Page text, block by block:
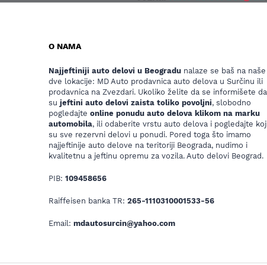
O NAMA
Najjeftiniji auto delovi u Beogradu nalaze se baš na naše
dve lokacije: MD Auto prodavnica auto delova u Surčinu ili
prodavnica na Zvezdari. Ukoliko želite da se informišete
su jeftini auto delovi zaista toliko povoljni, slobodno
pogledajte online ponudu auto delova klikom na marku
automobila, ili odaberite vrstu auto delova i pogledajte
su sve rezervni delovi u ponudi. Pored toga što imamo
najjeftinije auto delove na teritoriji Beograda, nudimo i
kvalitetnu a jeftinu opremu za vozila. Auto delovi Beograd.
PIB: 109458656
Raiffeisen banka TR: 265-1110310001533-56
Email: mdautosurcin@yahoo.com